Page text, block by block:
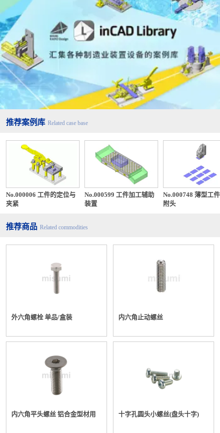
推荐案例库 Related case base
No.000006 工件的定位与
夹紧
No.000599 工件加工辅助
装置
No.000748 薄型工
附头
推荐商品 Related commodities
外六角螺栓 单品/盒装 内六角止动螺丝
内六角平头螺丝 铝合金型材用 十字孔圆头小螺丝(盘头十字)